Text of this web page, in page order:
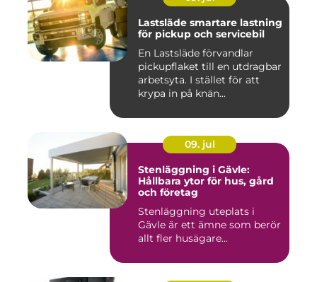
Lastsläde smartare lastning
för pickup och servicebil
En Lastsläde förvandlar
pickupflaket till en utdragbar
arbetsyta. I stället för att
krypa in på knän...
09. jul
Stenläggning i Gävle:
Hållbara ytor för hus, gård
och företag
Stenläggning uteplats i
Gävle är ett ämne som berör
allt fler husägare...